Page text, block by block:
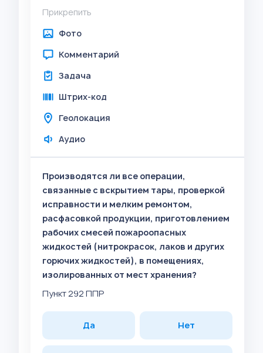
Прикрепить
Фото
Комментарий
Задача
Штрих-код
Геолокация
Аудио
Производятся ли все операции,
связанные с вскрытием тары, проверкой
исправности и мелким ремонтом,
расфасовкой продукции, приготовлением
рабочих смесей пожароопасных
жидкостей (нитрокрасок, лаков и других
горючих жидкостей), в помещениях,
изолированных от мест хранения?
Пункт 292 ППР
Да Нет